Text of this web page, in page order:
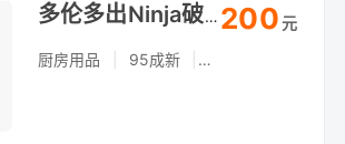
多伦多出Ninja破壁机，大功率可打冰沙，自提（Arthur Bonner Ave）
厨房用品 95成新 个人
200元